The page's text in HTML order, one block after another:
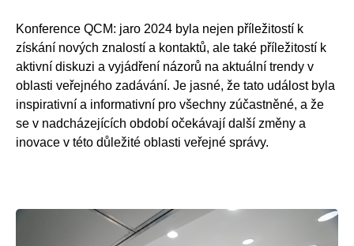
Konference QCM: jaro 2024 byla nejen příležitostí k
získání nových znalostí a kontaktů, ale také příležitostí k
aktivní diskuzi a vyjádření názorů na aktuální trendy v
oblasti veřejného zadávání. Je jasné, že tato událost byla
inspirativní a informativní pro všechny zúčastněné, a že
se v nadcházejících období očekávají další změny a
inovace v této důležité oblasti veřejné správy.